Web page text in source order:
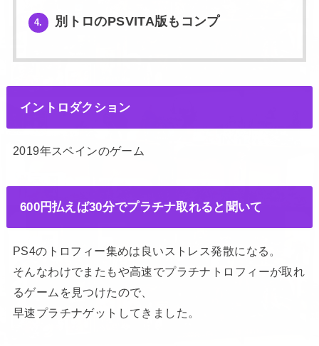
4. 別トロのPSVITA版もコンプ
イントロダクション
2019年スペインのゲーム
600円払えば30分でプラチナ取れると聞いて
PS4のトロフィー集めは良いストレス発散になる。
そんなわけでまたもや高速でプラチナトロフィーが取れ
るゲームを見つけたので、
早速プラチナゲットしてきました。